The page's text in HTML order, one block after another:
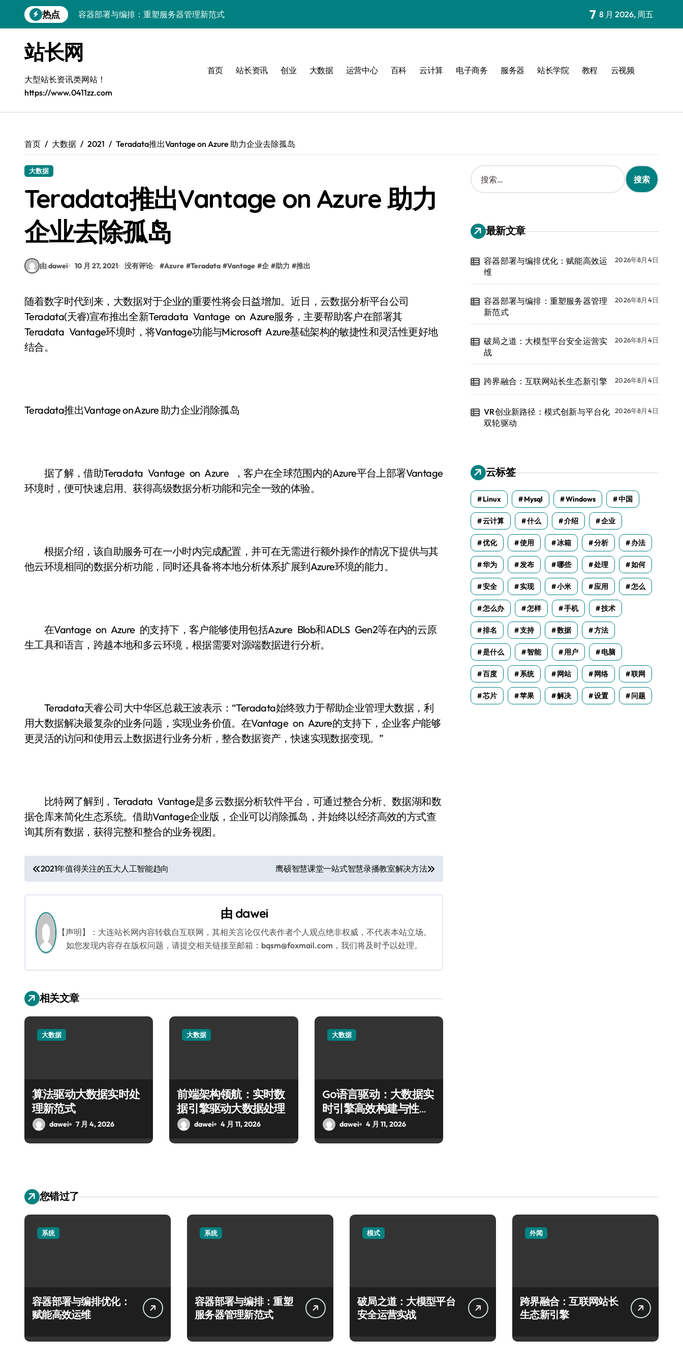
到
热点
容器部署与编排：重塑服务器管理新范式
跨界融合：互联网站长生态新引擎
VR创业新路径：模式创新与平台化双轮驱动
容器智能编排：释放服务器极致效能
模式革新驱动：平台生态创业实战指南
Android开发视角下的平台创业与运营实战
容器部署与编排优化：赋能高效运维
7 8 月 2026, 周五
站长网
大型站长资讯类网站！
https://www.0411zz.com
首页 站长资讯 创业 大数据 运营中心 百科 云计算 电子商务 服务器 站长学院 教程 云视频
首页 大数据 2021 Teradata推出Vantage on Azure 助力企业去除孤岛
大数据
Teradata推出Vantage on Azure 助力
企业去除孤岛
由 dawei 10 月 27, 2021 没有评论 #Azure #Teradata #Vantage #企 #助力 #推出
随着数字时代到来，大数据对于企业的重要性将会日益增加。近日，云数据分析平台公司
Teradata(天睿)宣布推出全新Teradata Vantage on Azure服务，主要帮助客户在部署其
Teradata Vantage环境时，将Vantage功能与Microsoft Azure基础架构的敏捷性和灵活性更好地
结合。
Teradata推出Vantage on Azure 助力企业消除孤岛
据了解，借助Teradata Vantage on Azure ，客户在全球范围内的Azure平台上部署Vantage
环境时，便可快速启用、获得高级数据分析功能和完全一致的体验。
根据介绍，该自助服务可在一小时内完成配置，并可在无需进行额外操作的情况下提供与其
他云环境相同的数据分析功能，同时还具备将本地分析体系扩展到Azure环境的能力。
在Vantage on Azure 的支持下，客户能够使用包括Azure Blob和ADLS Gen2等在内的云原
生工具和语言，跨越本地和多云环境，根据需要对源端数据进行分析。
Teradata天睿公司大中华区总裁王波表示：“Teradata始终致力于帮助企业管理大数据，利
用大数据解决最复杂的业务问题，实现业务价值。在Vantage on Azure的支持下，企业客户能够
更灵活的访问和使用云上数据进行业务分析，整合数据资产，快速实现数据变现。”
比特网了解到，Teradata Vantage是多云数据分析软件平台，可通过整合分析、数据湖和数
据仓库来简化生态系统。借助Vantage企业版，企业可以消除孤岛，并始终以经济高效的方式查
询其所有数据，获得完整和整合的业务视图。
文
章
航
2021年值得关注的五大人工智能趋向 鹰硕智慧课堂一站式智慧录播教室解决方法
由 dawei
【声明】：大连站长网内容转载自互联网，其相关言论仅代表作者个人观点绝非权威，不代表本站立场。
如您发现内容存在版权问题，请提交相关链接至邮箱：bqsm@foxmail.com，我们将及时予以处理。
相关文章
大数据
算法驱动大数据实时处
理新范式
dawei 7 月 4, 2026
大数据
前端架构领航：实时数
据引擎驱动大数据处理
dawei 4 月 11, 2026
大数据
Go语言驱动：大数据实
时引擎高效构建与性能
优化dawei 4 月 11, 2026
搜
索
：
最新文章
容器部署与编排优化：赋能高效运
维
2026年8月4日
容器部署与编排：重塑服务器管理
新范式
2026年8月4日
破局之道：大模型平台安全运营实
战
2026年8月4日
跨界融合：互联网站长生态新引擎 2026年8月4日
VR创业新路径：模式创新与平台化
双轮驱动
2026年8月4日
云标签
Linux Mysql Windows 中国
云计算 什么 介绍 企业
优化 使用 冰箱 分析 办法
华为 发布 哪些 处理 如何
安全 实现 小米 应用 怎么
怎么办 怎样 手机 技术
排名 支持 数据 方法
是什么 智能 用户 电脑
百度 系统 网站 网络 联网
芯片 苹果 解决 设置 问题
您错过了
系统
容器部署与编排优化：
赋能高效运维
系统
容器部署与编排：重塑
服务器管理新范式
模式
破局之道：大模型平台
安全运营实战
外闻
跨界融合：互联网站长
生态新引擎